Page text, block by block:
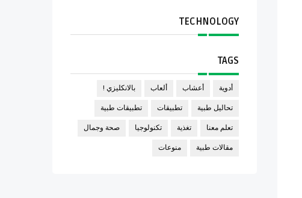
TECHNOLOGY
TAGS
أدوية أعشاب ألعاب بالانكليزي !
تحاليل طبية تطبيقات تطبيقات طبية
تعلم معنا تغذية تكنولوجيا صحة وجمال
مقالات طبية منوعات